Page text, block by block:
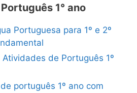
1° ano
Portuguesa para 1º e 2º
de Português 1º
português 1º ano com